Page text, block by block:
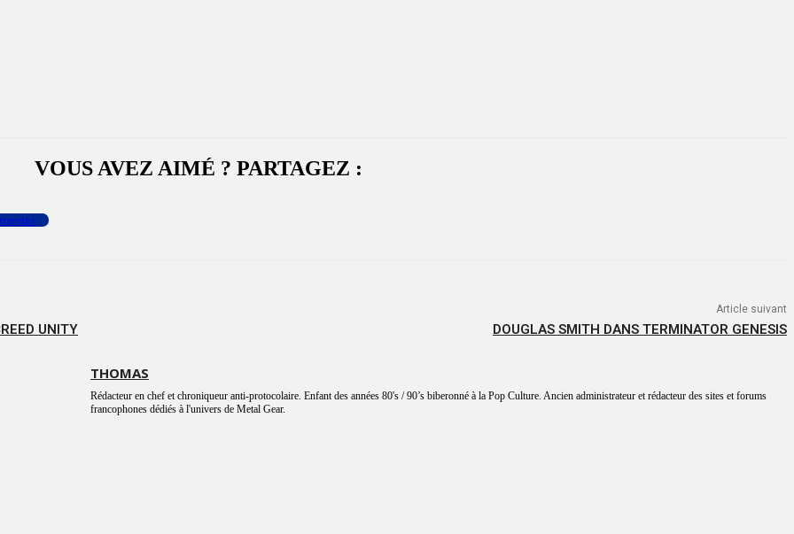
VOUS AVEZ AIMÉ ? PARTAGEZ :
UNITY
Article suivant
DOUGLAS SMITH DANS TERMINATOR GENESIS
THOMAS
Rédacteur en chef et chroniqueur anti-protocolaire. Enfant des années 80's / 90’s biberonné à la Pop Culture. Ancien administrateur et rédacteur des sites et forums
francophones dédiés à l'univers de Metal Gear.